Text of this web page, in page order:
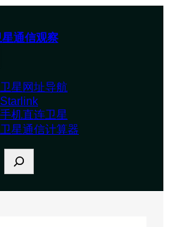
通信观察
卫星网址导航
Starlink
手机直连卫星
卫星通信计算器